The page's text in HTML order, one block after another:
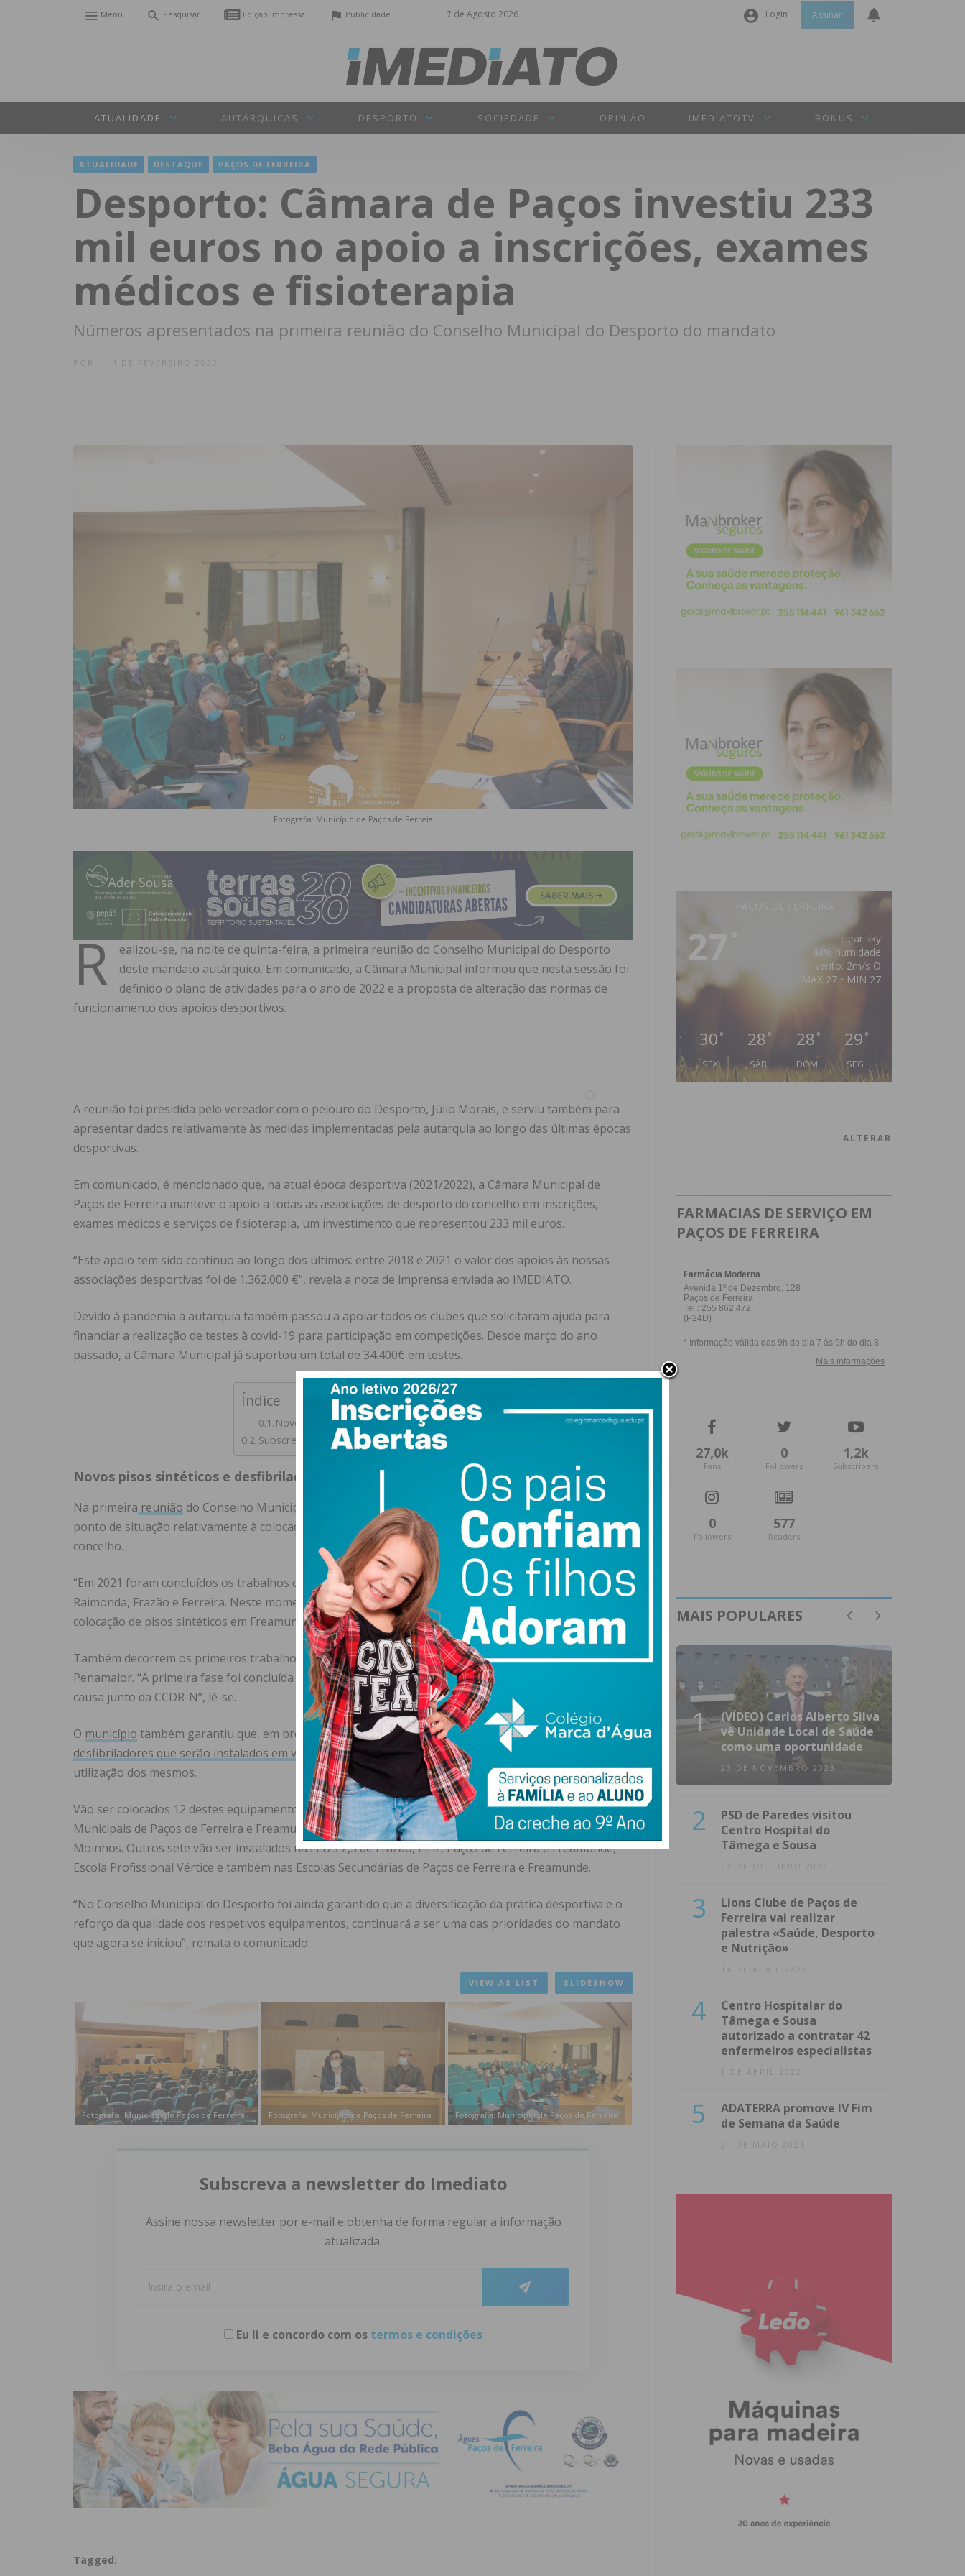
7 de Agosto 2026
Menu Pesquisar Edição Impressa Publicidade Login
Senha
INICIAR SESSÃO
Perdeu a sua senha?
Assinar
ATUALIDADE AUTÁRQUICAS DESPORTO SOCIEDADE OPINIÃO IMEDIATOTV BÓNUS
ATUALIDADE DESTAQUE PAÇOS DE FERREIRA
Desporto: Câmara de Paços investiu 233
mil euros no apoio a inscrições, exames
médicos e fisioterapia
Números apresentados na primeira reunião do Conselho Municipal do Desporto do mandato
4 DE FEVEREIRO 2022
Fotografia: Município de Paços de Ferreia
R
ealizou-se, na noite de quinta-feira, a primeira reunião do Conselho Municipal do Desporto
deste mandato autárquico. Em comunicado, a Câmara Municipal informou que nesta sessão foi
definido o plano de atividades para o ano de 2022 e a proposta de alteração das normas de
funcionamento dos apoios desportivos.
A reunião foi presidida pelo vereador com o pelouro do Desporto, Júlio Morais, e serviu também para
apresentar dados relativamente às medidas implementadas pela autarquia ao longo das últimas épocas
desportivas.
Em comunicado, é mencionado que, na atual época desportiva (2021/2022), a Câmara Municipal de
Paços de Ferreira manteve o apoio a todas as associações de desporto do concelho em inscrições,
exames médicos e serviços de fisioterapia, um investimento que representou 233 mil euros.
“Este apoio tem sido contínuo ao longo dos últimos: entre 2018 e 2021 o valor dos apoios às nossas
associações desportivas foi de 1.362.000 €”, revela a nota de imprensa enviada ao IMEDIATO.
Devido à pandemia a autarquia também passou a apoiar todos os clubes que solicitaram ajuda para
financiar a realização de testes à covid-19 para participação em competições. Desde março do ano
passado, a Câmara Municipal já suportou um total de 34.400€ em testes.
Índice
Novos pisos sintéticos e desfibriladores
Subscreva a newsletter do Imediato
Novos pisos sintéticos e desfibriladores
Na primeira reunião do Conselho Municipal do Desporto deste mandato autárquico foi apresentado um
ponto de situação relativamente à colocação de pisos sintéticos nos complexos desportivos do
concelho.
“Em 2021 foram concluídos os trabalhos de instalação de 4 novos pisos sintéticos, em Figueiró,
Raimonda, Frazão e Ferreira. Neste momento, estão a decorrer os procedimentos concursais para a
colocação de pisos sintéticos em Freamunde, Codessos e Seroa”, explica a Câmara Municipal.
Também decorrem os primeiros trabalhos para os novos campos sintéticos em Lamoso, Carvalhosa e
Penamaior. “A primeira fase foi concluída na passada semana, com a desafetação dos terrenos em
causa junto da CCDR-N”, lê-se.
O município também garantiu que, em breve, vai arrancar a formação de utilizadores dos25
desfibriladores que serão instalados em vários pontos do concelho, por forma a permitir uma correta
utilização dos mesmos.
Vão ser colocados 12 destes equipamentos nos campos de futebol de todo o concelho, seis nas Piscinas
Municipais de Paços de Ferreira e Freamunde, Pavilhões Municipais e também pavilhões de Arreigada e
Moinhos. Outros sete vão ser instalados nas EB’s 2,3 de Frazão, Eiriz, Paços de Ferreira e Freamunde,
Escola Profissional Vértice e também nas Escolas Secundárias de Paços de Ferreira e Freamunde.
“No Conselho Municipal do Desporto foi ainda garantido que a diversificação da prática desportiva e o
reforço da qualidade dos respetivos equipamentos, continuará a ser uma das prioridades do mandato
que agora se iniciou”, remata o comunicado.
VIEW AS LIST SLIDESHOW
Fotografia: Município de Paços de Ferreira Fotografia: Município de Paços de Ferreira Fotografia: Município de Paços de Ferreira
Subscreva a newsletter do Imediato
Assine nossa newsletter por e-mail e obtenha de forma regular a informação
atualizada.
Eu li e concordo com os termos e condições
Tagged:
27
clear sky
48% humidade
vento: 2m/s O
MAX 27 • MIN 27
30 °
SEX
28 °
SÁB
28 °
DOM
29 °
SEG
ALTERAR
FARMACIAS DE SERVIÇO EM
PAÇOS DE FERREIRA
27,0k
Fans
0
Followers
1,2k
Subscribers
0
Followers
577
Readers
MAIS POPULARES
1
(VÍDEO) Carlos Alberto Silva
vê Unidade Local de Saúde
como uma oportunidade
23 DE NOVEMBRO 2023
2
PSD de Paredes visitou
Centro Hospital do
Tâmega e Sousa
23 DE OUTUBRO 2023
3
Lions Clube de Paços de
Ferreira vai realizar
palestra «Saúde, Desporto
e Nutrição»
14 DE ABRIL 2022
4
Centro Hospitalar do
Tâmega e Sousa
autorizado a contratar 42
enfermeiros especialistas
8 DE ABRIL 2022
5
ADATERRA promove IV Fim
de Semana da Saúde
21 DE MAIO 2021